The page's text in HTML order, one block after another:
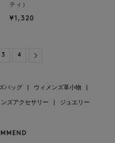
ティ）
¥1,320
3 4 Next
バッグ ウィメンズ革小物
ンズアクセサリー ジュエリー